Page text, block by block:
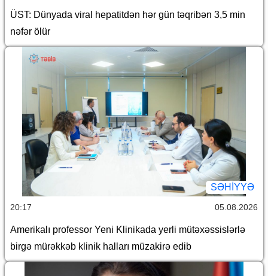
ÜST: Dünyada viral hepatitdən hər gün təqribən 3,5 min
nəfər ölür
SƏHIYYƏ
20:17 05.08.2026
Amerikalı professor Yeni Klinikada yerli mütəxəssislərlə
birgə mürəkkəb klinik halları müzakirə edib